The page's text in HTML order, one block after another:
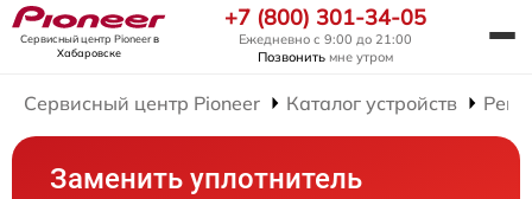
Сервисный центр Pioneerв
Хабаровске
+7 (800) 301-34-05
Ежедневно с 9:00 до 21:00
Позвонить мне утром
Сервисный центр Pioneer Каталог устройств
Заменить уплотнитель